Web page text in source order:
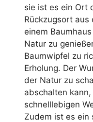
sie ist es ein Ort
Rückzugsort aus
einem
Natur zu
Baumwipfel zu
Erholung. Der
der Natur zu
abschalten
schnelllebigen
Zudem ist es ein